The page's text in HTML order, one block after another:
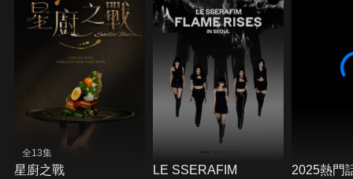
全13集
星廚之戰
LE SSERAFIM
2025熱門